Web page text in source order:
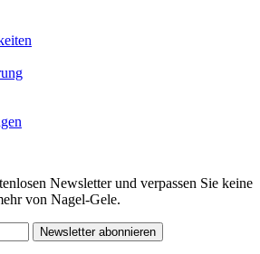
Newsletter und verpassen Sie keine
von Nagel-Gele.
Newsletter abonnieren